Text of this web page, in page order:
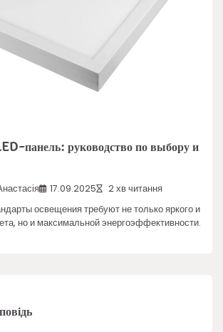
панель: руководство по выбору и
17.09.2025 2 хв читання
освещения требуют не только яркого и
но и максимальной энергоэффективности.